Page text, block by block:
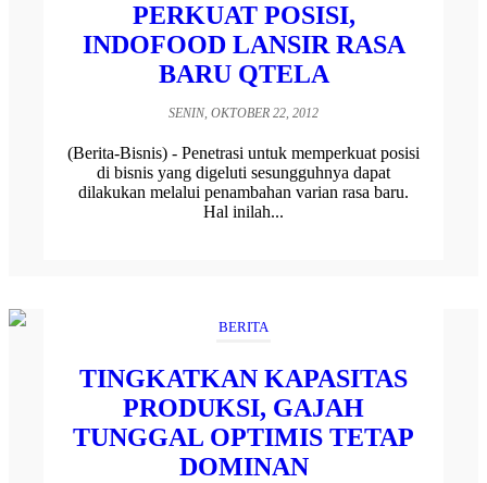
PERKUAT POSISI,
INDOFOOD LANSIR RASA
BARU QTELA
SENIN, OKTOBER 22, 2012
(Berita-Bisnis) - Penetrasi untuk memperkuat posisi
di bisnis yang digeluti sesungguhnya dapat
dilakukan melalui penambahan varian rasa baru.
Hal inilah...
BERITA
TINGKATKAN KAPASITAS
PRODUKSI, GAJAH
TUNGGAL OPTIMIS TETAP
DOMINAN